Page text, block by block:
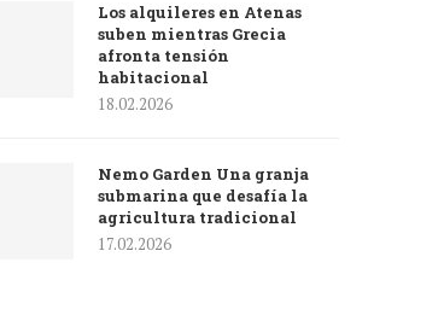
Los alquileres en Atenas
suben mientras Grecia
afronta tensión
habitacional
18.02.2026
Nemo Garden Una granja
submarina que desafía la
agricultura tradicional
17.02.2026